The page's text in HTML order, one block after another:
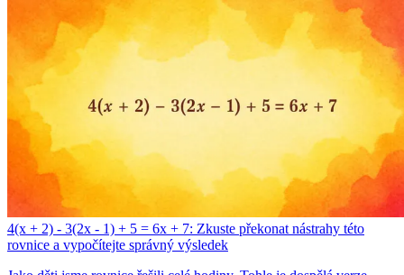
4(x + 2) - 3(2x - 1) + 5 = 6x + 7: Zkuste překonat nástrahy této
rovnice a vypočítejte správný výsledek